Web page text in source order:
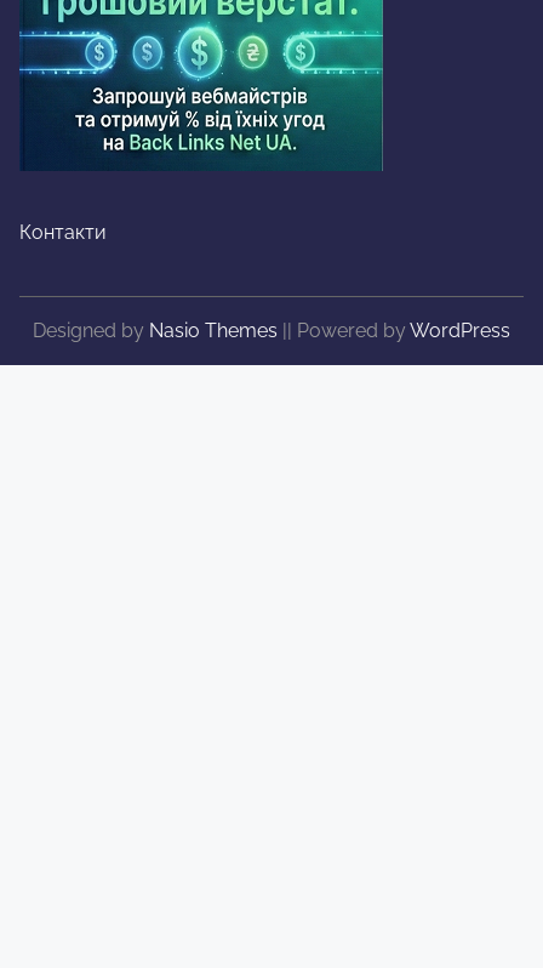
Контакти
Designed by Nasio Themes || Powered by WordPress